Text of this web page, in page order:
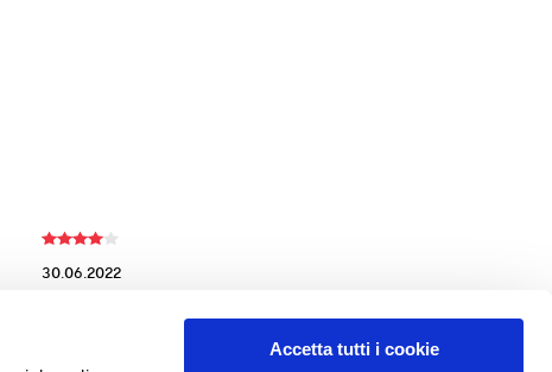
Accetta tutti i cookie
30.06.2022